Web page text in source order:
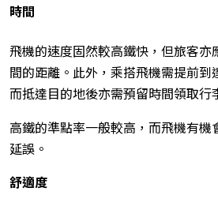
時間
飛機的速度固然較高鐵快，但旅客亦
間的距離。此外，乘搭飛機需提前到
而抵達目的地後亦需預留時間領取行
高鐵的準點率一般較高，而飛機有機
延誤。
舒適度